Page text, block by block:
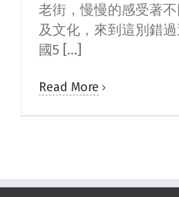
老街，慢慢的感受著
及文化，來到這別錯
國5 [...]
Read More